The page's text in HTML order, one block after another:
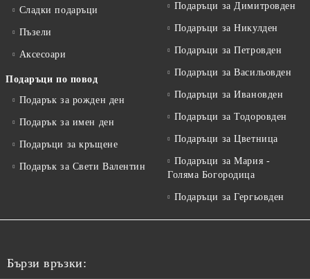
Сладки подаръци
Пъзели
Аксесоари
Подаръци по повод
Подарък за рожден ден
Подарък за имен ден
Подаръци за кръщене
Подарък за Свети Валентин
Подаръци за Димитровден
Подаръци за Никулден
Подаръци за Петровден
Подаръци за Васильовден
Подаръци за Ивановден
Подаръци за Тодоровден
Подаръци за Цветница
Подаръци за Мария -
Голяма Богородица
Подаръци за Гергьовден
Бързи връзки: